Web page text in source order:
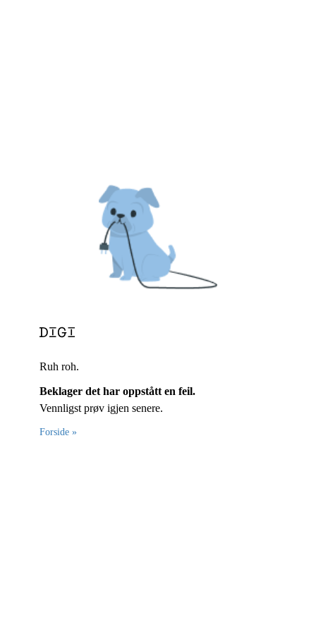
Ruh roh.
Beklager det har oppstått en feil.
Vennligst prøv igjen senere.
Forside »